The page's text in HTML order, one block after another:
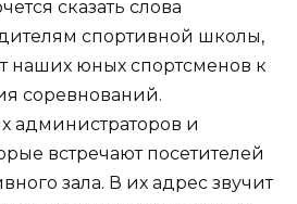
сказать слова
спортивной школы,
наших юных спортсменов к
соревнований.
администраторов и
встречают посетителей
зала. В их адрес звучит